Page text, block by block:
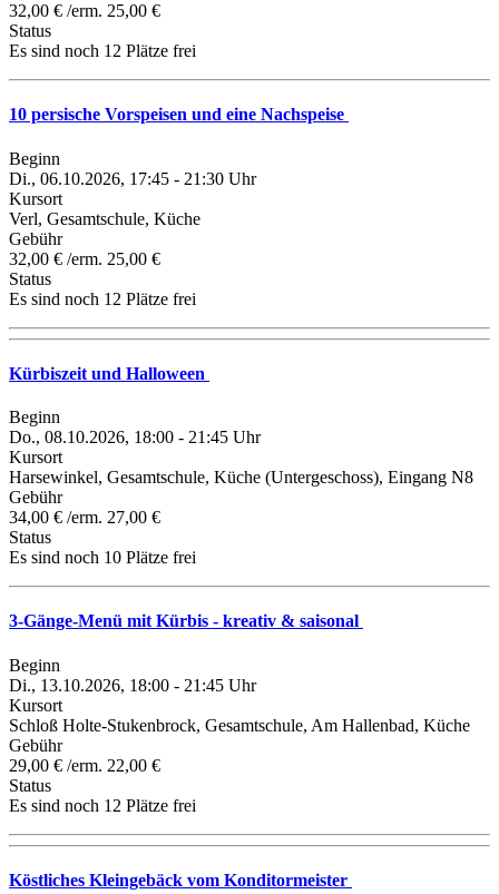
32,00 € /erm. 25,00 €
Status
Es sind noch 12 Plätze frei
10 persische Vorspeisen und eine Nachspeise
Beginn
Di., 06.10.2026, 17:45 - 21:30 Uhr
Kursort
Verl, Gesamtschule, Küche
Gebühr
32,00 € /erm. 25,00 €
Status
Es sind noch 12 Plätze frei
Kürbiszeit und Halloween
Beginn
Do., 08.10.2026, 18:00 - 21:45 Uhr
Kursort
Harsewinkel, Gesamtschule, Küche (Untergeschoss), Eingang N8
Gebühr
34,00 € /erm. 27,00 €
Status
Es sind noch 10 Plätze frei
3-Gänge-Menü mit Kürbis - kreativ & saisonal
Beginn
Di., 13.10.2026, 18:00 - 21:45 Uhr
Kursort
Schloß Holte-Stukenbrock, Gesamtschule, Am Hallenbad, Küche
Gebühr
29,00 € /erm. 22,00 €
Status
Es sind noch 12 Plätze frei
Köstliches Kleingebäck vom Konditormeister